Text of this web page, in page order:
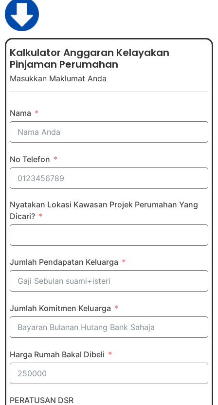
Kalkulator Anggaran Kelayakan
Pinjaman Perumahan
Masukkan Maklumat Anda
Nama
No Telefon
Nyatakan Lokasi Kawasan Projek Perumahan Yang
Dicari?
Jumlah Pendapatan Keluarga
Jumlah Komitmen Keluarga
Harga Rumah Bakal Dibeli
PERATUSAN DSR